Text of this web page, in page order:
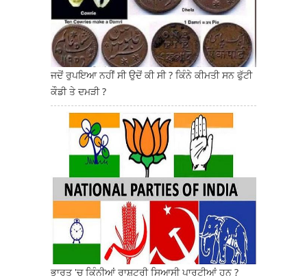
ਜਦੋਂ ਰੁਪਇਆ ਨਹੀਂ ਸੀ ਉਦੋਂ ਕੀ ਸੀ ? ਕਿੰਨੇ ਕੀਮਤੀ ਸਨ ਫੁੱਟੀ
ਕੌਡੀ ਤੇ ਦਮੜੀ ?
ਭਾਰਤ 'ਚ ਕਿੰਨੀਆਂ ਰਾਸ਼ਟਰੀ ਸਿਆਸੀ ਪਾਰਟੀਆਂ ਹਨ ?